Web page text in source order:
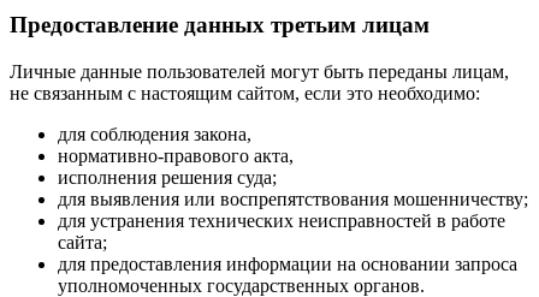
Предоставление данных третьим лицам
Личные данные пользователей могут быть переданы лицам,
не связанным с настоящим сайтом, если это необходимо:
для соблюдения закона,
нормативно-правового акта,
исполнения решения суда;
для выявления или воспрепятствования мошенничеству;
для устранения технических неисправностей в работе
сайта;
для предоставления информации на основании запроса
уполномоченных государственных органов.